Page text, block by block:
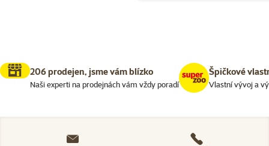
206 prodejen, jsme vám blízko
Naši experti na prodejnách vám vždy poradí
Špičkové
Vlastní vývoj a